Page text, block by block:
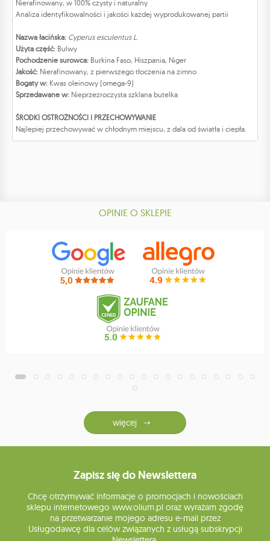
Nierafinowany, w 100% czysty i naturalny
Analiza identyfikowalności i jakości każdej wyprodukowanej partii
Nazwa łacińska: Cyperus esculentus L.
Użyta część: Bulwy
Pochodzenie surowca: Burkina Faso, Hiszpania, Niger
Jakość: Nierafinowany, z pierwszego tłoczenia na zimno
Bogaty w: Kwas oleinowy (omega-9)
Sprzedawane w: Nieprzezroczysta szklana butelka
ŚRODKI OSTROŻNOŚCI I PRZECHOWYWANIE
Najlepiej przechowywać w chłodnym miejscu, z dala od światła i ciepła.
OPINIE O SKLEPIE
więcej
Zapisz się do Newslettera
Chcę otrzymywać informacje o promocjach i nowościach
sklepu internetowego www.olium.pl oraz wyrażam zgodę
na przetwarzanie mojego adresu e-mail przez
Usługodawcę dla celów związanych z usługą subskrypcji